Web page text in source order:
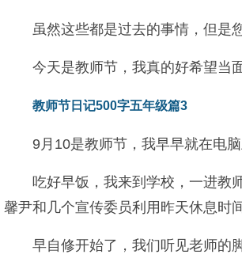
虽然这些都是过去的事情，但是
今天是教师节，我真的好希望当
教师节日记500字五年级篇3
9月10是教师节，我早早就在电
吃好早饭，我来到学校，一进教
馨尹和几个宣传委员利用昨天休息时
早自修开始了，我们听见老师的